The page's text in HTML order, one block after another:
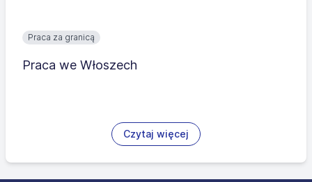
Praca za granicą
Praca we Włoszech
Czytaj więcej